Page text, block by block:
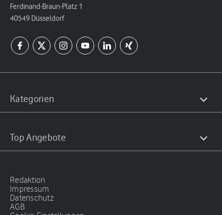
Ferdinand-Braun-Platz 1
40549 Düsseldorf
Kategorien
Top Angebote
Redaktion
Impressum
Datenschutz
AGB